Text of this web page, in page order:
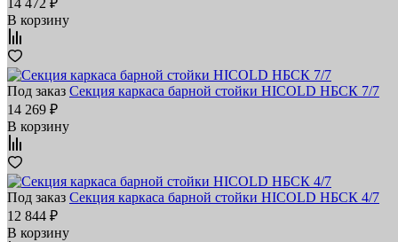
14 472 ₽
В корзину
Под заказ Секция каркаса барной стойки HICOLD НБСК 7/7
14 269 ₽
В корзину
Под заказ Секция каркаса барной стойки HICOLD НБСК 4/7
12 844 ₽
В корзину